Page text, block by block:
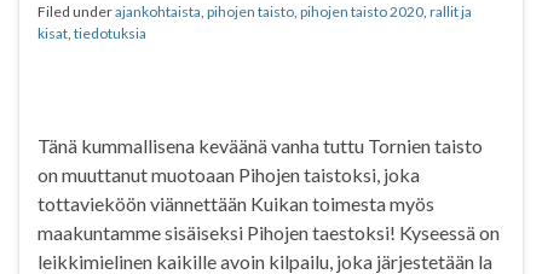
k
p
Filed underajankohtaista pihojen taisto pihojen taisto 2020 rallit ja
kisat tiedotuksia
Tänä kummallisena keväänä vanha tuttu Tornien taisto
on muuttanut muotoaan Pihojen taistoksi, joka
tottavieköön viännettään Kuikan toimesta myös
maakuntamme sisäiseksi Pihojen taestoksi! Kyseessä on
leikkimielinen kaikille avoin kilpailu, joka järjestetään la